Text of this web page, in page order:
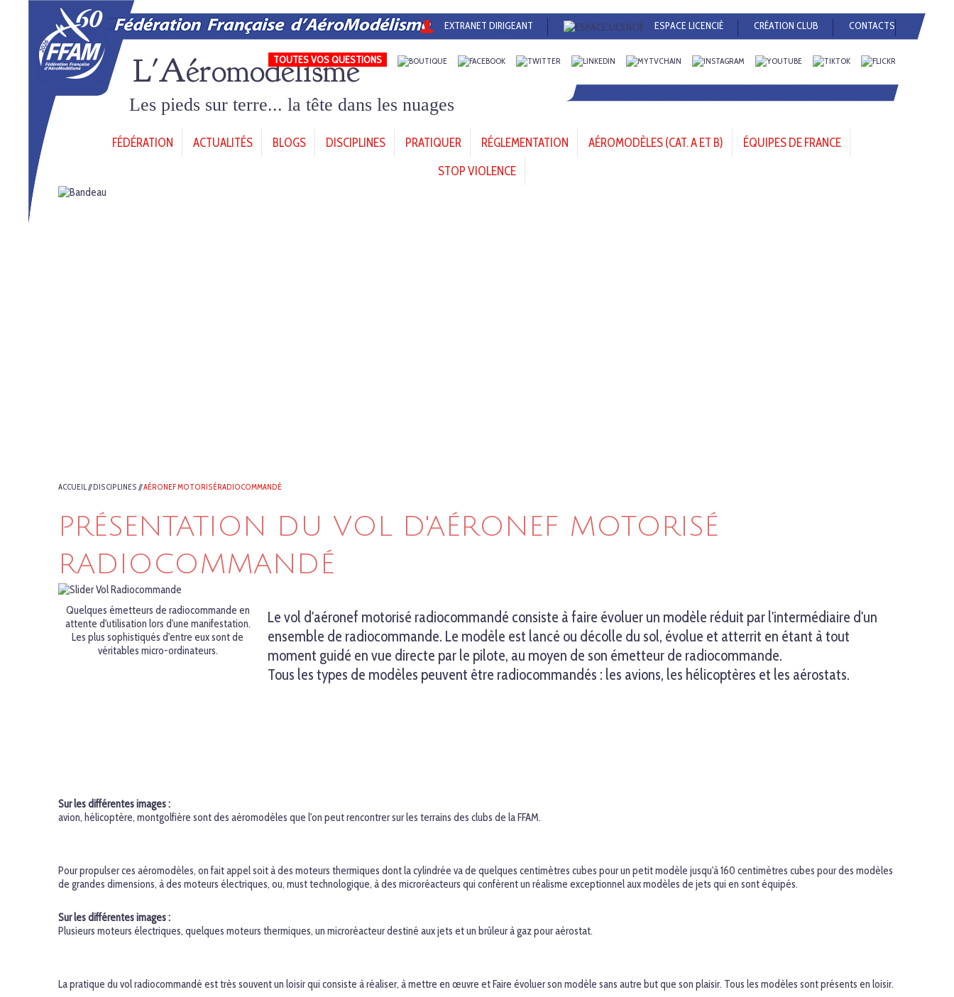
EXTRANET DIRIGEANT ESPACE LICENCIÉ CRÉATION CLUB CONTACTS
TOUTES VOS QUESTIONS
L'Aéromodélisme
Les pieds sur terre... la tête dans les nuages
FÉDÉRATION ACTUALITÉS BLOGS DISCIPLINES PRATIQUER RÉGLEMENTATION AÉROMODÈLES (CAT. A ET B)
ÉQUIPES DE FRANCE
STOP VIOLENCE
ACCUEIL//DISCIPLINES //AÉRONEF MOTORISÉRADIOCOMMANDÉ
PRÉSENTATION DU VOL D'AÉRONEF MOTORISÉ
RADIOCOMMANDÉ
Quelques émetteurs de radiocommande en
attente d'utilisation lors d'une manifestation.
Les plus sophistiqués d'entre eux sont de
véritables micro-ordinateurs.
Le vol d'aéronef motorisé radiocommandé consiste à faire évoluer un modèle réduit par l'intermédiaire d'un
ensemble de radiocommande. Le modèle est lancé ou décolle du sol, évolue et atterrit en étant à tout
moment guidé en vue directe par le pilote, au moyen de son émetteur de radiocommande.
Tous les types de modèles peuvent être radiocommandés : les avions, les hélicoptères et les aérostats.
Sur les différentes images :
avion, hélicoptère, montgolfière sont des aéromodèles que l'on peut rencontrer sur les terrains des clubs de la FFAM.
Pour propulser ces aéromodèles, on fait appel soit à des moteurs thermiques dont la cylindrée va de quelques centimètres cubes pour un petit modèle jusqu'à 160 centimètres cubes pour des modèles
de grandes dimensions, à des moteurs électriques, ou, must technologique, à des microréacteurs qui confèrent un réalisme exceptionnel aux modèles de jets qui en sont équipés.
Sur les différentes images :
Plusieurs moteurs électriques, quelques moteurs thermiques, un microréacteur destiné aux jets et un brûleur à gaz pour aérostat.
La pratique du vol radiocommandé est très souvent un loisir qui consiste à réaliser, à mettre en œuvre et Faire évoluer son modèle sans autre but que son plaisir. Tous les modèles sont présents en loisir.